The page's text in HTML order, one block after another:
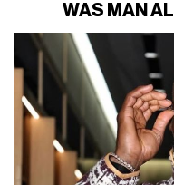
WAS MAN